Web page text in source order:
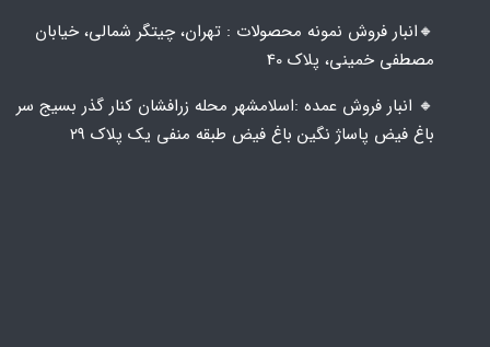
🔸️​​انبار فروش نمونه محصولات : تهران، چیتگر شمالی، خیابان
مصطفی خمینی، پلاک 40
🔸️ انبار فروش عمده :اسلامشهر محله زرافشان کنار گذر بسیج سر
باغ فیض پاساژ نگین باغ فیض طبقه منفی یک پلاک ۲۹